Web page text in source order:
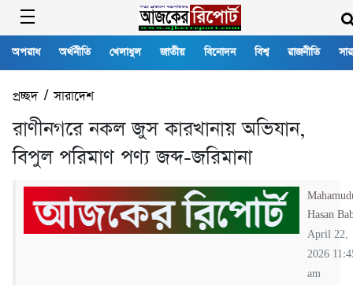
অপরাধ অর্থনীতি খেলাধুল জাতীয় বিনোদন বিশ্ব রাজনীতি
প্রচ্ছদ/সারাদেশ
রাণীনগরে নকল জুস কারখানায় অভিযান,
বিপুল পরিমাণ পণ্য জব্দ-জরিমানা
Hasan
April 22,
2026
am